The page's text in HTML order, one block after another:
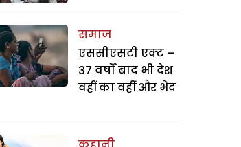
समाज
एससीएसटी एक्ट –
37 वर्षों बाद भी देश
वहीं का वहीं और भेद